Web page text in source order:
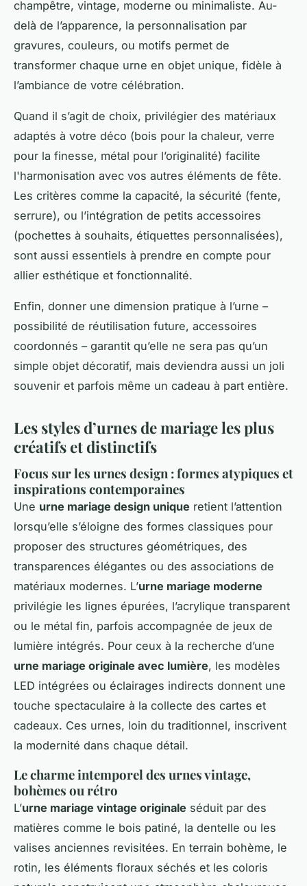
champêtre, vintage, moderne ou minimaliste. Au-
delà de l’apparence, la personnalisation par
gravures, couleurs, ou motifs permet de
transformer chaque urne en objet unique, fidèle à
l’ambiance de votre célébration.
Quand il s’agit de choix, privilégier des matériaux
adaptés à votre déco (bois pour la chaleur, verre
pour la finesse, métal pour l’originalité) facilite
l'harmonisation avec vos autres éléments de fête.
Les critères comme la capacité, la sécurité (fente,
serrure), ou l’intégration de petits accessoires
(pochettes à souhaits, étiquettes personnalisées),
sont aussi essentiels à prendre en compte pour
allier esthétique et fonctionnalité.
Enfin, donner une dimension pratique à l’urne –
possibilité de réutilisation future, accessoires
coordonnés – garantit qu’elle ne sera pas qu’un
simple objet décoratif, mais deviendra aussi un joli
souvenir et parfois même un cadeau à part entière.
Les styles d’urnes de mariage les plus
créatifs et distinctifs
Focus sur les urnes design : formes atypiques et
inspirations contemporaines
Une urne mariage design unique retient l’attention
lorsqu’elle s’éloigne des formes classiques pour
proposer des structures géométriques, des
transparences élégantes ou des associations de
matériaux modernes. L’urne mariage moderne
privilégie les lignes épurées, l’acrylique transparent
ou le métal fin, parfois accompagnée de jeux de
lumière intégrés. Pour ceux à la recherche d’une
urne mariage originale avec lumière, les modèles
LED intégrées ou éclairages indirects donnent une
touche spectaculaire à la collecte des cartes et
cadeaux. Ces urnes, loin du traditionnel, inscrivent
la modernité dans chaque détail.
Le charme intemporel des urnes vintage,
bohèmes ou rétro
L’urne mariage vintage originale séduit par des
matières comme le bois patiné, la dentelle ou les
valises anciennes revisitées. En terrain bohème, le
rotin, les éléments floraux séchés et les coloris